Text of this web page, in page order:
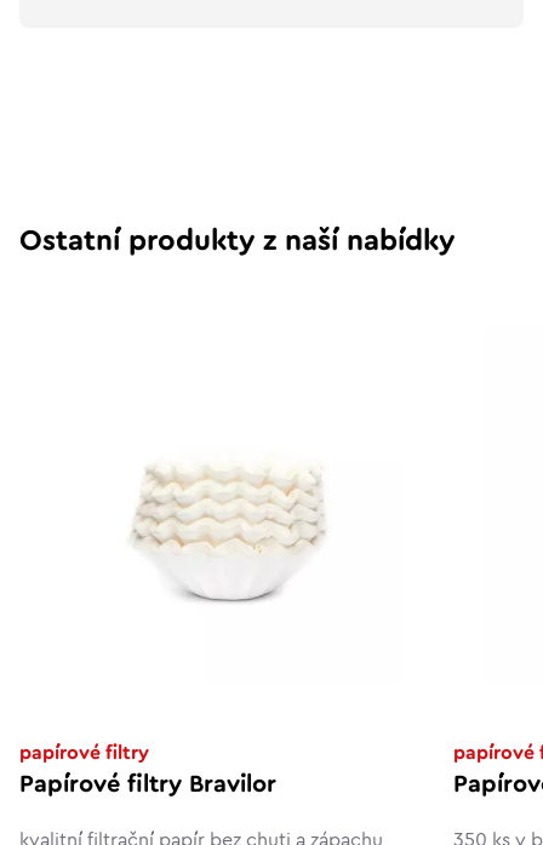
Ostatní produkty z naší nabídky
papírové filtry
Papírové filtry Bravilor
kvalitní filtrační papír bez chuti a zápachu
papírové
350 ks v